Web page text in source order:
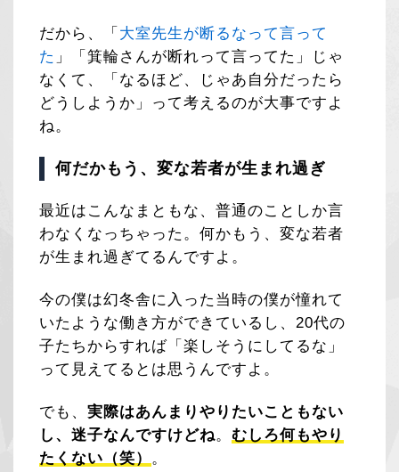
だから、「 大室先生が断るなって言って
た 」「箕輪さんが断れって言ってた」じゃ
なくて、「なるほど、じゃあ自分だったら
どうしようか」って考えるのが大事ですよ
ね。
何だかもう、変な若者が生まれ過ぎ
最近はこんなまともな、普通のことしか言
わなくなっちゃった。何かもう、変な若者
が生まれ過ぎてるんですよ。
今の僕は幻冬舎に入った当時の僕が憧れて
いたような働き方ができているし、20代の
子たちからすれば「楽しそうにしてるな」
って見えてるとは思うんですよ。
でも、実際はあんまりやりたいこともない
し、迷子なんですけどね。 むしろ何もやり
たくない（笑） 。